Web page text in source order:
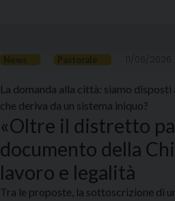
La domanda alla città: siamo
che deriva da un sistema iniquo?
«Oltre il distretto
documento della
lavoro e legalità
Tra le proposte, la sottoscrizione di